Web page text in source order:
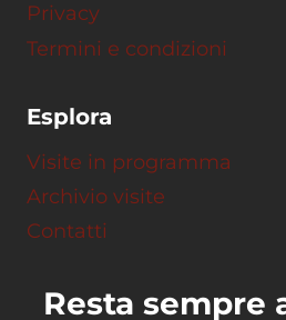
Privacy
Termini e condizioni
Esplora
Visite in programma
Archivio visite
Contatti
Resta sempre